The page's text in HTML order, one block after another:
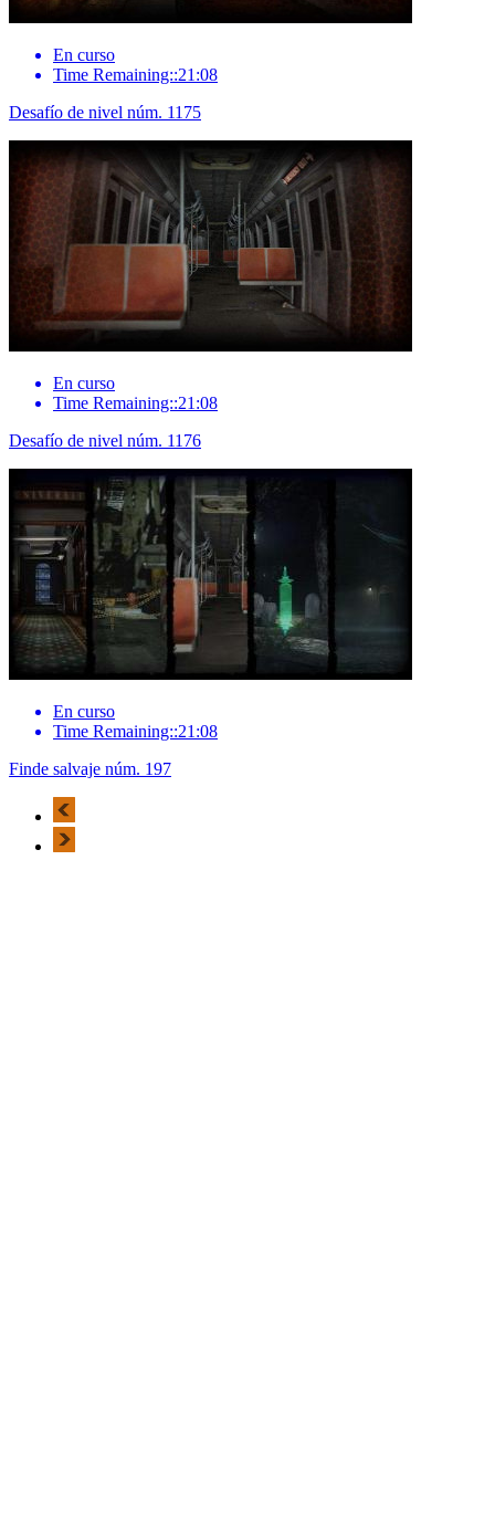
En curso
Time Remaining::21:08
Desafío de nivel núm. 1175
En curso
Time Remaining::21:08
Desafío de nivel núm. 1176
En curso
Time Remaining::21:08
Finde salvaje núm. 197